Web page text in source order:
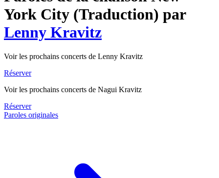
York City (Traduction) par
Lenny Kravitz
Voir les prochains concerts de Lenny Kravitz
Réserver
Voir les prochains concerts de Nagui Kravitz
Réserver
Paroles originales